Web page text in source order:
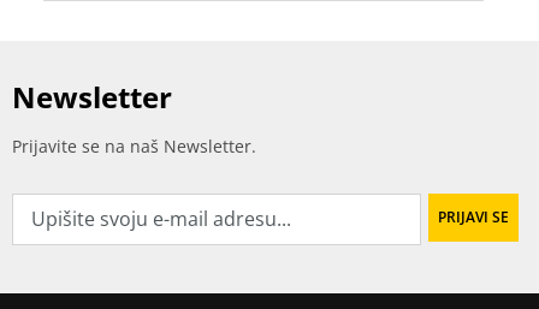
Newsletter
Prijavite se na naš Newsletter.